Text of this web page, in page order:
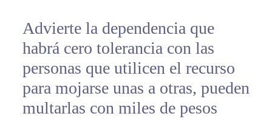
Advierte la dependencia que
habrá cero tolerancia con las
personas que utilicen el recurso
para mojarse unas a otras, pueden
multarlas con miles de pesos